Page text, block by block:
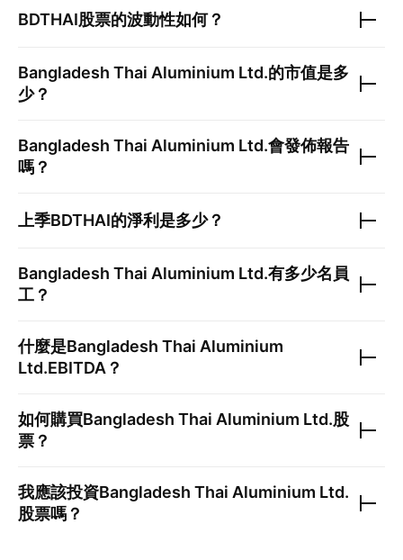
BDTHAI股票的波動性如何？
Bangladesh Thai Aluminium Ltd.的市值是多
少？
Bangladesh Thai Aluminium Ltd.會發佈報告
嗎？
上季BDTHAI的淨利是多少？
Bangladesh Thai Aluminium Ltd.有多少名員
工？
什麼是Bangladesh Thai Aluminium
Ltd.EBITDA？
如何購買Bangladesh Thai Aluminium Ltd.股
票？
我應該投資Bangladesh Thai Aluminium Ltd.
股票嗎？